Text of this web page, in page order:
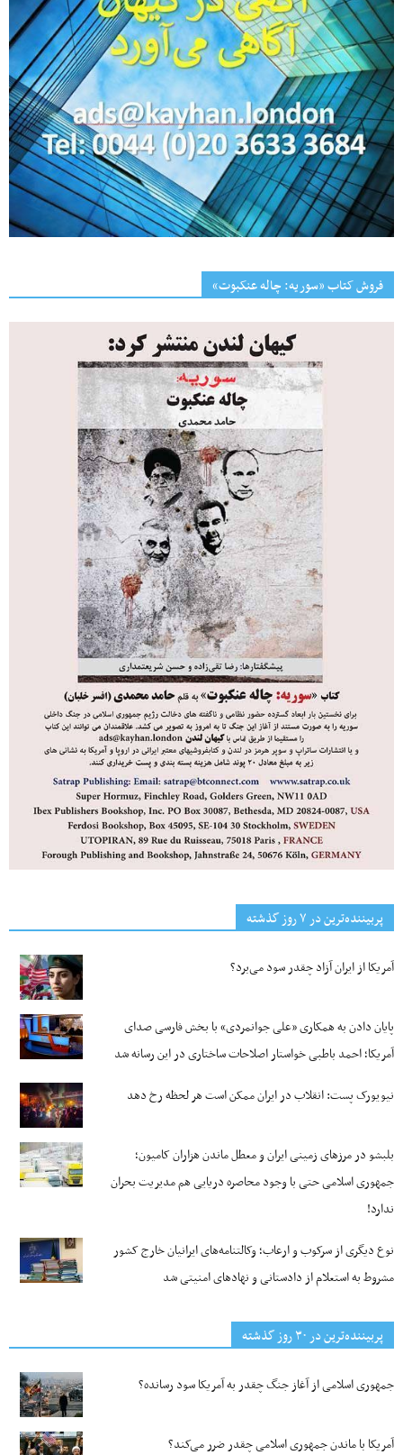
فروش کتاب «سوریه: چاله عنکبوت»
پربیننده‌ترین‌ در ۷ روز گذشته
آمریکا از ایران آزاد چقدر سود می‌برد؟
پایان دادن به همکاری «علی جوانمردی» با بخش فارسی صدای
آمریکا؛ احمد باطبی خواستار اصلاحات ساختاری در این رسانه شد
نیویورک پست: انقلاب در ایران ممکن است هر لحظه رخ دهد
بلبشو در مرزهای زمینی ایران و معطل ماندن هزاران کامیون؛
جمهوری اسلامی حتی با وجود محاصره دریایی هم مدیریت بحران
ندارد!
نوع دیگری از سرکوب و ارعاب؛ وکالتنامه‌های ایرانیان خارج کشور
مشروط به استعلام از دادستانی و نهادهای امنیتی شد
پربیننده‌ترین‌ در ۳۰ روز گذشته
جمهوری اسلامی از آغاز جنگ چقدر به آمریکا سود رسانده؟
آمریکا با ماندن جمهوری اسلامی چقدر ضرر می‌کند؟